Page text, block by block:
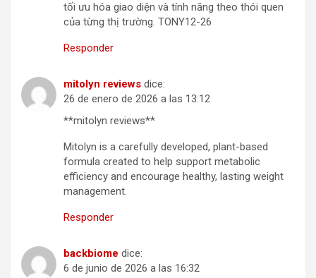
tối ưu hóa giao diện và tính năng theo thói quen
của từng thị trường. TONY12-26
Responder
mitolyn reviews dice:
26 de enero de 2026 a las 13:12
**mitolyn reviews**
Mitolyn is a carefully developed, plant-based
formula created to help support metabolic
efficiency and encourage healthy, lasting weight
management.
Responder
backbiome dice:
6 de junio de 2026 a las 16:32